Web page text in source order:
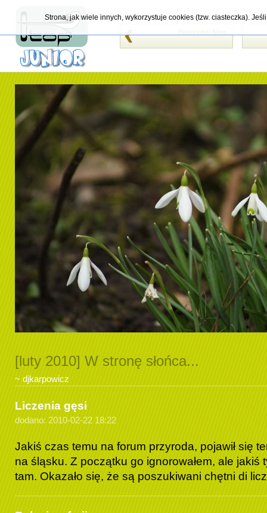
Strona, jak wiele innych, wykorzystuje cookies (tzw. ciasteczka).
[luty 2010] W stronę słońca...
~ djkarpowicz
Liczenia gęsi
dodano: 2010-02-22 18:22
Jakiś czas temu na forum przyroda, pojawił się
na śląsku. Z początku go ignorowałem, ale jakiś
tam. Okazało się, że są poszukiwani chętni di